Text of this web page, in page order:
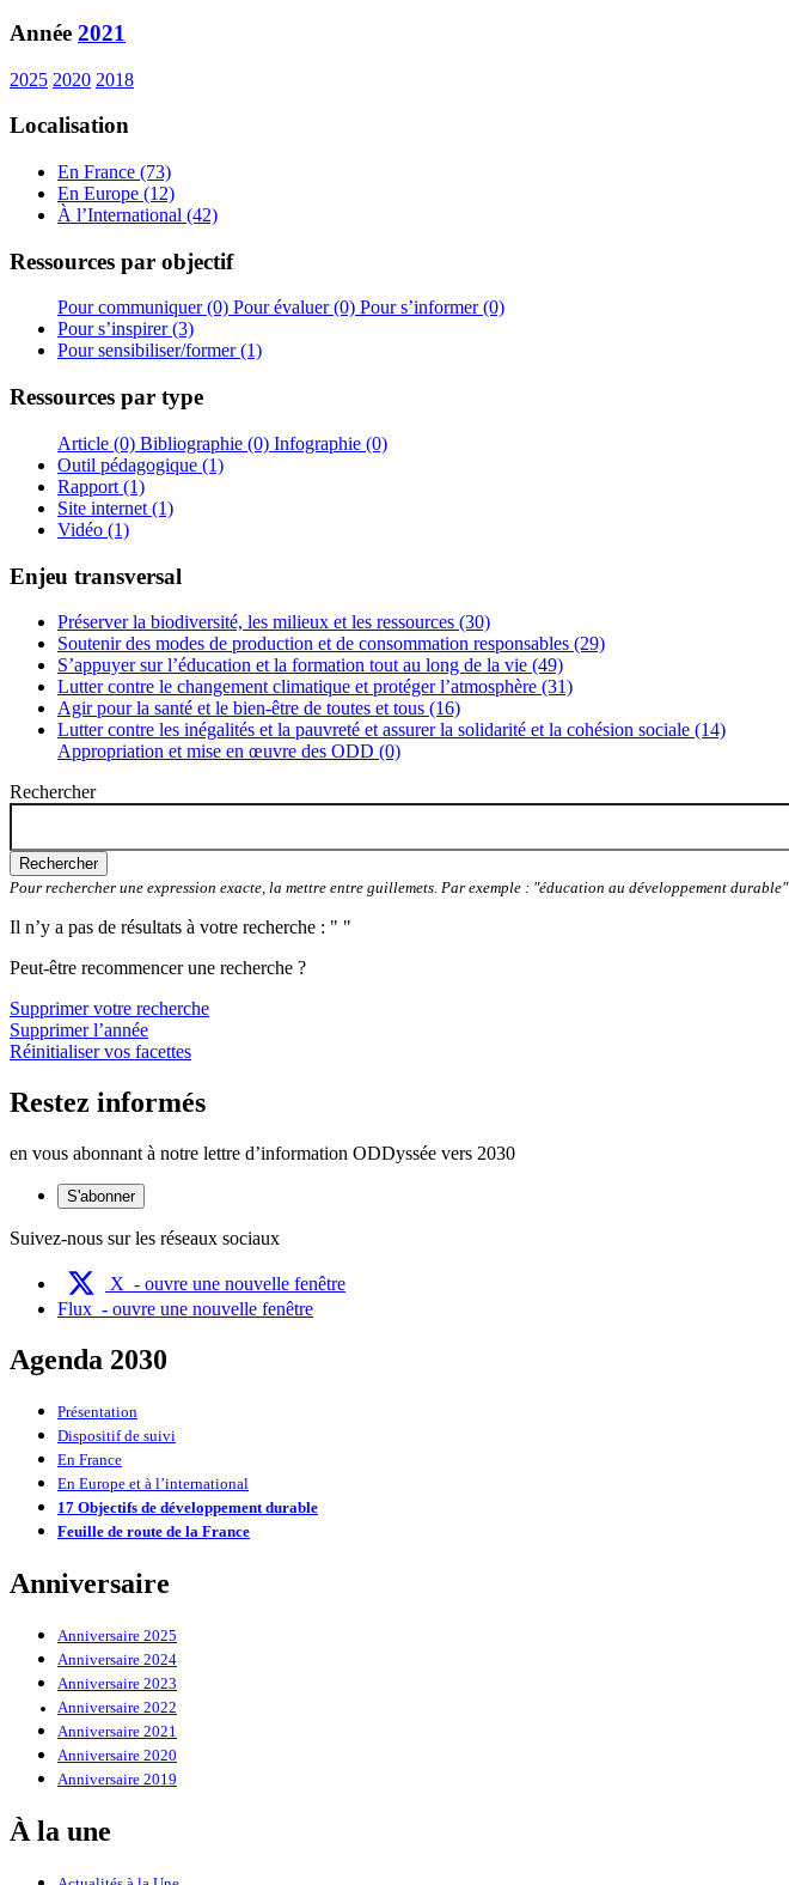
Année 2021
2025 2020 2018
Localisation
En France (73)
En Europe (12)
À l’International (42)
Ressources par objectif
Pour communiquer (0) Pour évaluer (0) Pour s’informer (0)
Pour s’inspirer (3)
Pour sensibiliser/former (1)
Ressources par type
Article (0) Bibliographie (0) Infographie (0)
Outil pédagogique (1)
Rapport (1)
Site internet (1)
Vidéo (1)
Enjeu transversal
Préserver la biodiversité, les milieux et les ressources (30)
Soutenir des modes de production et de consommation responsables (29)
S’appuyer sur l’éducation et la formation tout au long de la vie (49)
Lutter contre le changement climatique et protéger l’atmosphère (31)
Agir pour la santé et le bien-être de toutes et tous (16)
Lutter contre les inégalités et la pauvreté et assurer la solidarité et la cohésion sociale (14)
Appropriation et mise en œuvre des ODD (0)
Rechercher
Rechercher
Pour rechercher une expression exacte, la mettre entre guillemets. Par exemple : "éducation au développement durable"
Il n’y a pas de résultats à votre recherche : " "
Peut-être recommencer une recherche ?
Supprimer votre recherche
Supprimer l’année
Réinitialiser vos facettes
Restez informés
en vous abonnant à notre lettre d’information ODDyssée vers 2030
S'abonner
Suivez-nous sur les réseaux sociaux
X - ouvre une nouvelle fenêtre
Flux - ouvre une nouvelle fenêtre
Agenda 2030
Présentation
Dispositif de suivi
En France
En Europe et à l’international
17 Objectifs de développement durable
Feuille de route de la France
Anniversaire
Anniversaire 2025
Anniversaire 2024
Anniversaire 2023
Anniversaire 2022
Anniversaire 2021
Anniversaire 2020
Anniversaire 2019
À la une